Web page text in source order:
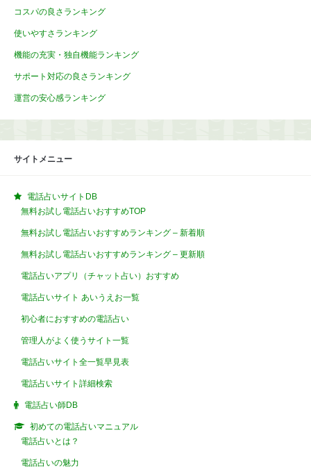
コスパの良さランキング
使いやすさランキング
機能の充実・独自機能ランキング
サポート対応の良さランキング
運営の安心感ランキング
サイトメニュー
電話占いサイトDB
無料お試し電話占いおすすめTOP
無料お試し電話占いおすすめランキング – 新着順
無料お試し電話占いおすすめランキング – 更新順
電話占いアプリ（チャット占い）おすすめ
電話占いサイト あいうえお一覧
初心者におすすめの電話占い
管理人がよく使うサイト一覧
電話占いサイト全一覧早見表
電話占いサイト詳細検索
電話占い師DB
初めての電話占いマニュアル
電話占いとは？
電話占いの魅力